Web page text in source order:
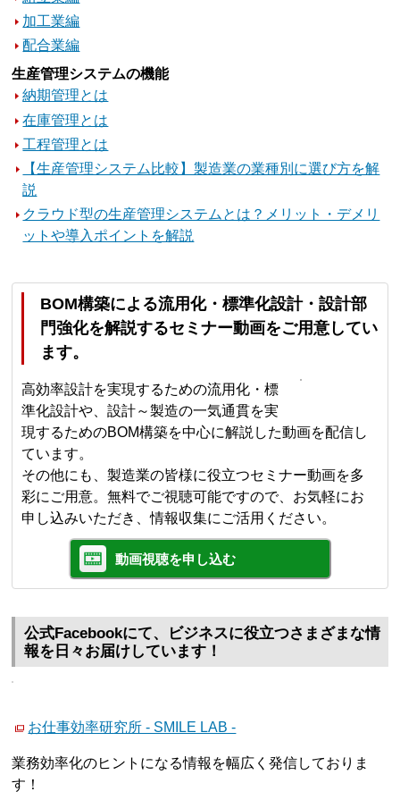
加工業編
配合業編
生産管理システムの機能
納期管理とは
在庫管理とは
工程管理とは
【生産管理システム比較】製造業の業種別に選び方を解
説
クラウド型の生産管理システムとは？メリット・デメリ
ットや導入ポイントを解説
BOM構築による流用化・標準化設計・設計部
門強化を解説するセミナー動画をご用意してい
ます。
高効率設計を実現するための流用化・標
準化設計や、設計～製造の一気通貫を実
現するためのBOM構築を中心に解説した動画を配信し
ています。
その他にも、製造業の皆様に役立つセミナー動画を多
彩にご用意。無料でご視聴可能ですので、お気軽にお
申し込みいただき、情報収集にご活用ください。
動画視聴を申し込む
公式Facebookにて、ビジネスに役立つさまざまな情
報を日々お届けしています！
お仕事効率研究所 - SMILE LAB -
業務効率化のヒントになる情報を幅広く発信しておりま
す！